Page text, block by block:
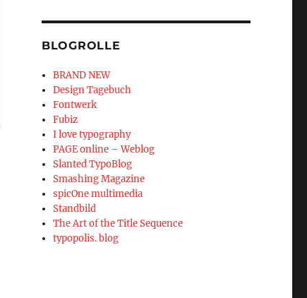
BLOGROLLE
BRAND NEW
Design Tagebuch
Fontwerk
Fubiz
I love typography
PAGE online – Weblog
Slanted TypoBlog
Smashing Magazine
spicOne multimedia
Standbild
The Art of the Title Sequence
typopolis. blog